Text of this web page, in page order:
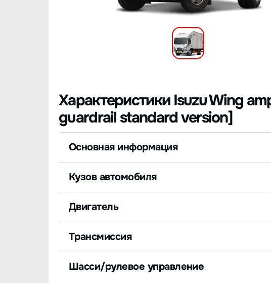
Характеристики Isuzu Wing
guardrail standard version]
Основная информация
Кузов автомобиля
Двигатель
Трансмиссия
Шасси/рулевое управление